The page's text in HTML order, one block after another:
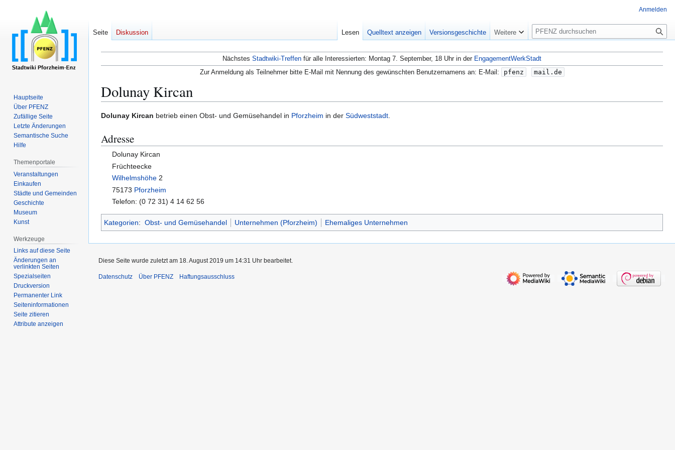
Nächstes Stadtwiki-Treffen für alle Interessierten: Montag 7. September, 18 Uhr in der EngagementWerkStadt
Zur Anmeldung als Teilnehmer bitte E-Mail mit Nennung des gewünschten Benutzernamens an: E-Mail:
pfenz mail.de
Dolunay Kircan
Zur
springen
Zur
springen
Dolunay Kircan betrieb einen Obst- und Gemüsehandel in Pforzheim in der Südweststadt
Adresse
Dolunay Kircan
Früchteecke
Wilhelmshöhe 2
75173 Pforzheim
Telefon: (0 72 31) 4 14 62 56
Kategorien: Obst- und Gemüsehandel Unternehmen (Pforzheim) Ehemaliges Unternehmen
Anmelden
Seite Diskussion Lesen Quelltext anzeigen Versionsgeschichte Weitere
S
u
c
h
e
Hauptseite
Über PFENZ
Zufällige Seite
Letzte Änderungen
Semantische Suche
Hilfe
Themenportale
Veranstaltungen
Einkaufen
Städte und Gemeinden
Geschichte
Museum
Kunst
Werkzeuge
Links auf diese Seite
Änderungen an
verlinkten Seiten
Spezialseiten
Druckversion
Permanenter Link
Seiten­­informationen
Seite zitieren
Attribute anzeigen
Diese Seite wurde zuletzt am 18. August 2019 um 14:31 Uhr bearbeitet.
Datenschutz Über PFENZ Haftungsausschluss